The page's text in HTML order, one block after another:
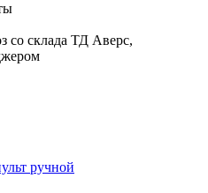
со склада ТД Аверс,
ручной